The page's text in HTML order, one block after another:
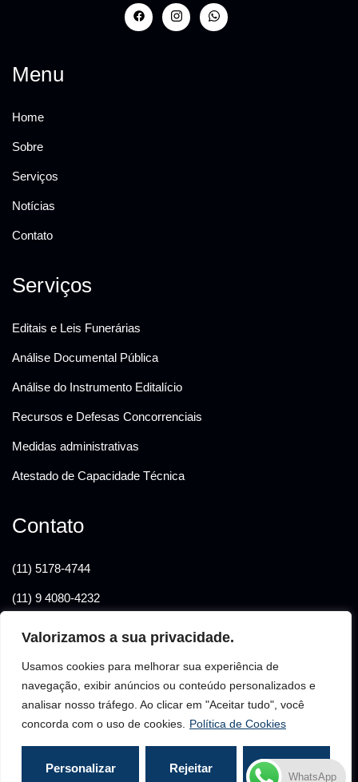
Valorizamos a sua privacidade.
Usamos cookies para melhorar sua experiência de
navegação, exibir anúncios ou conteúdo personalizados e
analisar nosso tráfego. Ao clicar em "Aceitar tudo", você
concorda com o uso de cookies.
Política de Cookies
Personalizar Rejeitar Aceitar
Menu
Home
Sobre
Serviços
Notícias
Contato
Serviços
Editais e Leis Funerárias
Análise Documental Pública
Análise do Instrumento Editalício
Recursos e Defesas Concorrenciais
Medidas administrativas
Atestado de Capacidade Técnica
Contato
(11) 5178-4744
(11) 9 4080-4232
André - CEP - 09090-770
Copyright © 2026 Eliana Felix de Lima
WhatsApp